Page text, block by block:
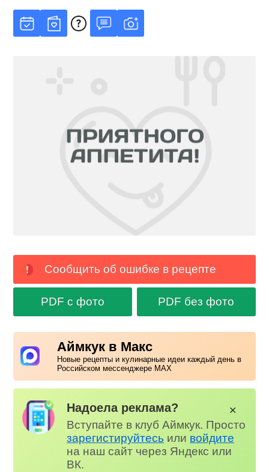
Сообщить об ошибке в рецепте
PDF с фото PDF без фото
Аймкук в Макс
Новые рецепты и кулинарные идеи каждый день в
Российском мессенджере MAX
Надоела реклама?
Вступайте в клуб Аймкук. Просто
зарегистируйтесь или войдите
на наш сайт через Яндекс или
ВК.
✕